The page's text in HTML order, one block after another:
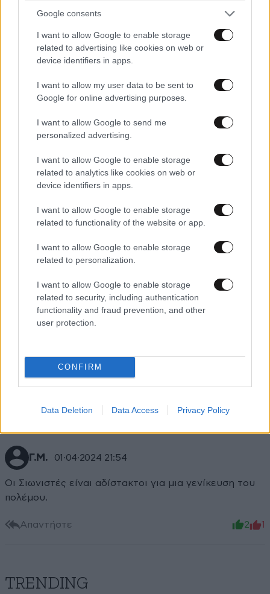
Google consents
I want to allow Google to enable storage
related to advertising like cookies on web or
device identifiers in apps.
I want to allow my user data to be sent to
Google for online advertising purposes.
I want to allow Google to send me
personalized advertising.
I want to allow Google to enable storage
related to analytics like cookies on web or
device identifiers in apps.
I want to allow Google to enable storage
related to functionality of the website or app.
I want to allow Google to enable storage
related to personalization.
I want to allow Google to enable storage
related to security, including authentication
functionality and fraud prevention, and other
user protection.
CONFIRM
Data Deletion Data Access Privacy Policy
Διαβάστε και ακολουθήστε τους κανόνες σχολιασμού
ΠΡΟΣΘΗΚΗ
τθ1 02·04·2024 13:37
Ενώ οι εκτοξεύσεις ρουκετών των χούθι εναντίον
απλών εργαζομένων γίνονται σε εφαρμογή του
Απαντήστε
Γ.Μ. 01·04·2024 21:54
Οι Σιωνιστές είναι αδίστακτοι για μια γενίκευση του
πολέμου.
Απαντήστε 2 1
TRENDING